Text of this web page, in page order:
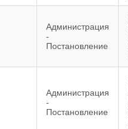
Администрация
-
Постановление
Администрация
-
Постановление